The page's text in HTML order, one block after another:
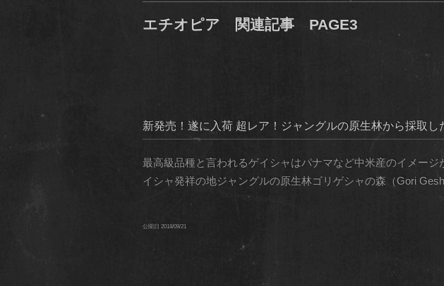
エチオピア 関連記事 PAGE3
新発売！遂に入荷 超レア！ジャングルの原生林から採取
最高級品種と言われるゲイシャはパナマなど中米産のイメー
イシャ発祥の地ジャングルの原生林ゴリゲシャの森（Gori
公開日 2018/09/21